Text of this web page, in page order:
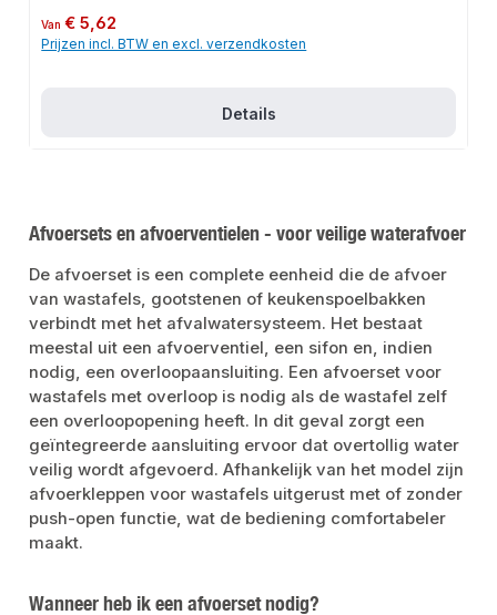
flexibiliteit bij het installeren van waterleidingenRobuust ontwerp voor lange
levensduurToepassingsgebiedenLeidingen voor afvalwaterHT-
buizenSanitaire installatiesProductgegevensMateriaal: Hoogwaardige
Normale prijs:
Van€ 5,62
Prijzen incl. BTW en excl. verzendkosten
Details
Afvoersets en afvoerventielen - voor veilige waterafvoer
De afvoerset is een complete eenheid die de afvoer
van wastafels, gootstenen of keukenspoelbakken
verbindt met het afvalwatersysteem. Het bestaat
meestal uit een afvoerventiel, een sifon en, indien
nodig, een overloopaansluiting. Een afvoerset voor
wastafels met overloop is nodig als de wastafel zelf
een overloopopening heeft. In dit geval zorgt een
geïntegreerde aansluiting ervoor dat overtollig water
veilig wordt afgevoerd. Afhankelijk van het model zijn
afvoerkleppen voor wastafels uitgerust met of zonder
push-open functie, wat de bediening comfortabeler
maakt.
Wanneer heb ik een afvoerset nodig?